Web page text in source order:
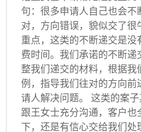
句：很多申请人自己也会
对，方向错误，貌似交了
重点，这类的不断递交是
费时间。我们承诺的不断
整我们递交的材料，根据
例，指导我们往对的方向
请人解决问题。 这类的案
跟王女士充分沟通，客户
下，还是有信心交给我们